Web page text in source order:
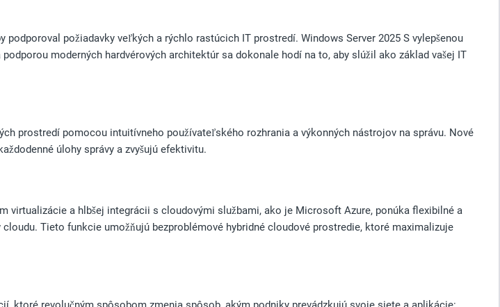
podporoval požiadavky veľkých a rýchlo rastúcich IT prostredí. Windows Server 2025 S vylepšenou
moderných hardvérových architektúr sa dokonale hodí na to, aby slúžil ako základ vašej IT
prostredí pomocou intuitívneho používateľského rozhrania a výkonných nástrojov na správu. Nové
úlohy správy a zvyšujú efektivitu.
virtualizácie a hlbšej integrácii s cloudovými službami, ako je Microsoft Azure, ponúka flexibilné a
Tieto funkcie umožňujú bezproblémové hybridné cloudové prostredie, ktoré maximalizuje